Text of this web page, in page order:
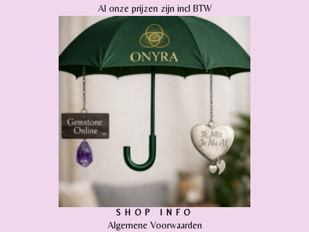
Al onze prijzen zijn incl BTW
SHOP INFO
Algemene Voorwaarden